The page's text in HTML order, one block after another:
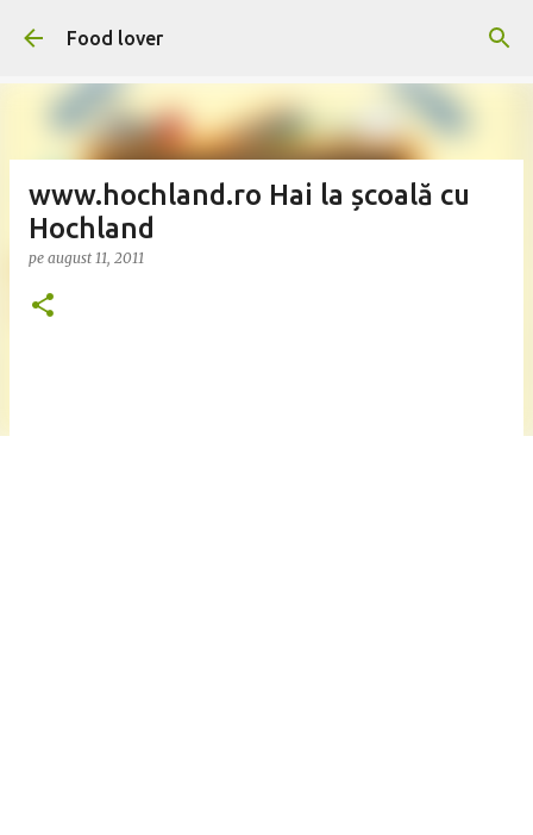
Treceți la conținutul principal
Food lover
www.hochland.ro Hai la școală cu
Hochland
pe august 11, 2011